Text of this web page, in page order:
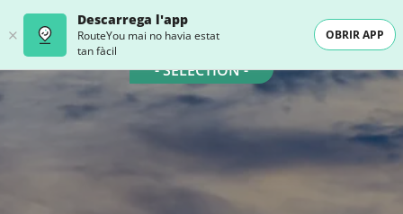
Descarrega l'app
RouteYou mai no havia estat
tan fàcil
OBRIR APP
- SELECTION -